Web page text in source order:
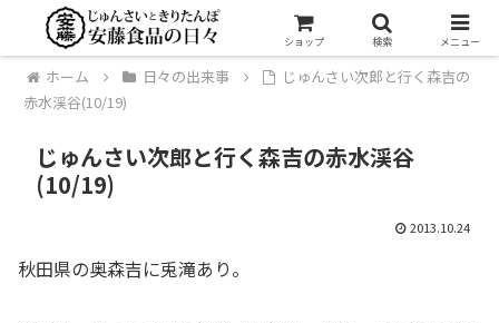
ホーム 日々の出来事
じゅんさい次郎と行く森吉の
赤水渓谷(10/19)
じゅんさい次郎と行く森吉の赤水渓谷
(10/19)
2013.10.24
秋田県の奥森吉に兎滝あり。
ショップ 検索 メニュー